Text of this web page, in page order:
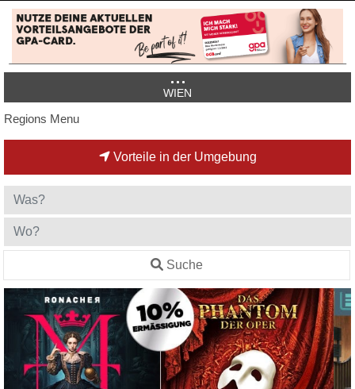
WIEN
Regions Menu
Vorteile in der Umgebung
Suche